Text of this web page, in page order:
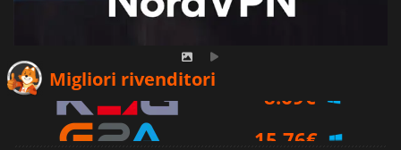
Migliori rivenditori